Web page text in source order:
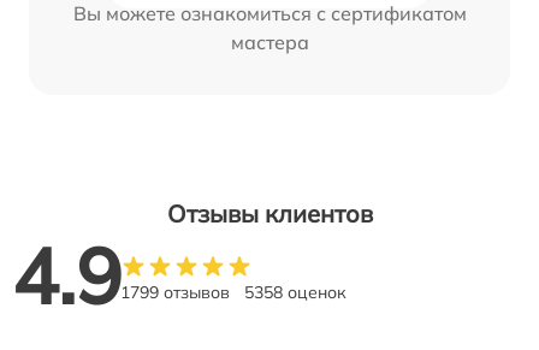
Вы можете ознакомиться с сертификатом
мастера
Отзывы клиентов
4.91799 отзывов 5358 оценок